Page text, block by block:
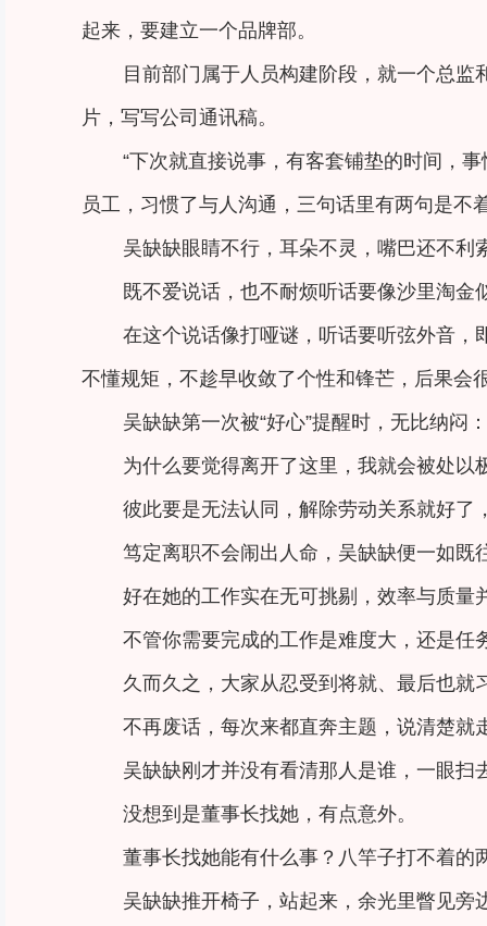
起来，要建立一个品牌部。
目前部门属于人员构建阶段，就一个总
片，写写公司通讯稿。
“下次就直接说事，有客套铺垫的时间，
员工，习惯了与人沟通，三句话里有两句是不
吴缺缺眼睛不行，耳朵不灵，嘴巴还不利
既不爱说话，也不耐烦听话要像沙里淘
在这个说话像打哑谜，听话要听弦外音
不懂规矩，不趁早收敛了个性和锋芒，后果会
吴缺缺第一次被“好心”提醒时，无比纳
为什么要觉得离开了这里，我就会被处以
彼此要是无法认同，解除劳动关系就好
笃定离职不会闹出人命，吴缺缺便一如既
好在她的工作实在无可挑剔，效率与质量
不管你需要完成的工作是难度大，还是
久而久之，大家从忍受到将就、最后也就
不再废话，每次来都直奔主题，说清楚就
吴缺缺刚才并没有看清那人是谁，一眼
没想到是董事长找她，有点意外。
董事长找她能有什么事？八竿子打不着
吴缺缺推开椅子，站起来，余光里瞥见